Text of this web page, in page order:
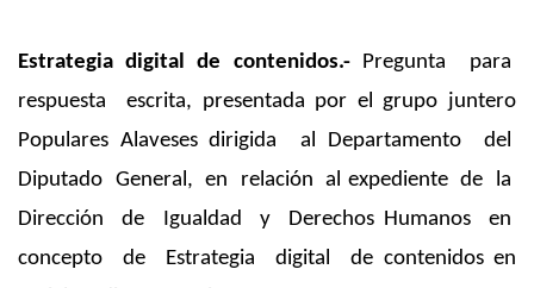
Estrategia digital de contenidos.- Pregunta para
respuesta escrita, presentada por el grupo juntero
Populares Alaveses dirigida al Departamento del
Diputado General, en relación al expediente de la
Dirección de Igualdad y Derechos Humanos en
concepto de Estrategia digital de contenidos en